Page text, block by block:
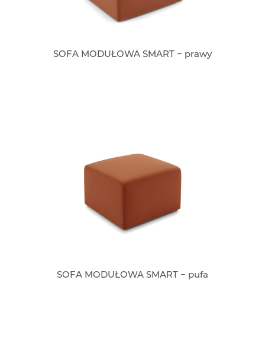
SOFA MODUŁOWA SMART − prawy
SOFA MODUŁOWA SMART − pufa